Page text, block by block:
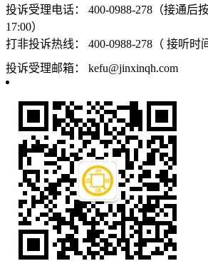
投诉受理电话：
400-0988-278（接通后
17:00）
打非投诉热线：
400-0988-278（ 接听时
投诉受理邮箱：
kefu@jinxinqh.com